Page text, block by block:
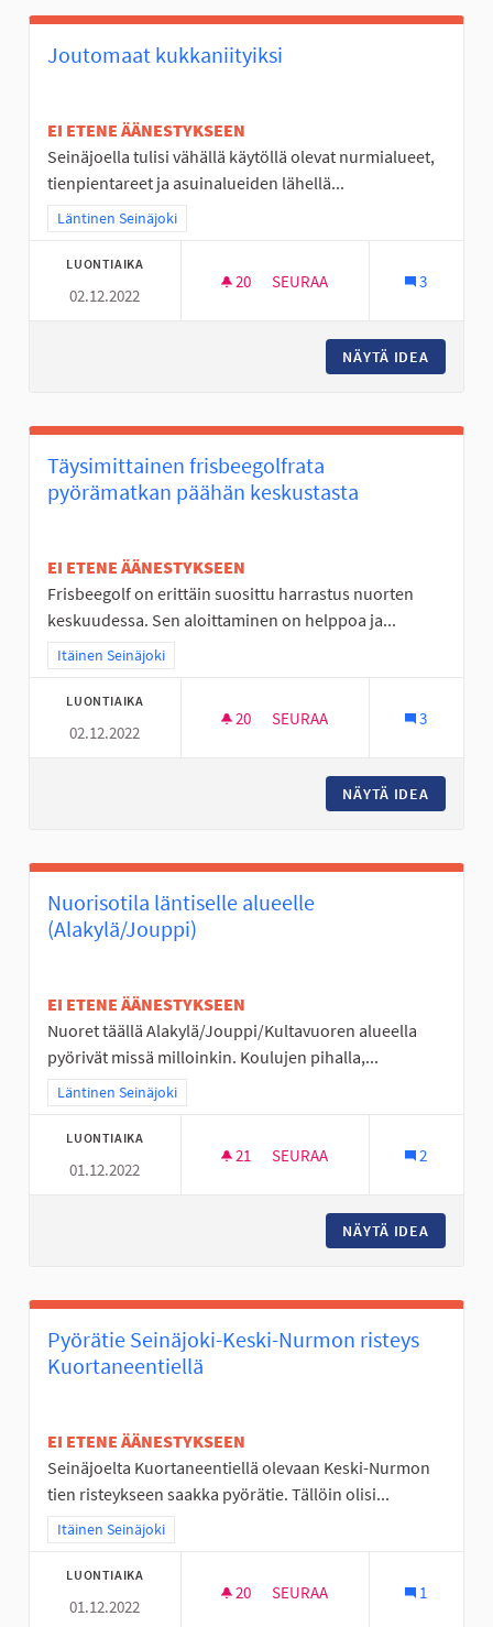
Joutomaat kukkaniityiksi
EI ETENE ÄÄNESTYKSEEN
Seinäjoella tulisi vähällä käytöllä olevat nurmialueet,
tienpientareet ja asuinalueiden lähellä...
Rajaa tulokset teeman mukaan: Läntinen Seinäjoki
Läntinen Seinäjoki
LUONTIAIKA
02.12.2022
20 20 SEURAAJAA
SEURAA 3
NÄYTÄ IDEA
Täysimittainen frisbeegolfrata
pyörämatkan päähän keskustasta
EI ETENE ÄÄNESTYKSEEN
Frisbeegolf on erittäin suosittu harrastus nuorten
keskuudessa. Sen aloittaminen on helppoa ja...
Rajaa tulokset teeman mukaan: Itäinen Seinäjoki
Itäinen Seinäjoki
LUONTIAIKA
02.12.2022
20 20 SEURAAJAA
SEURAA 3
NÄYTÄ IDEA
Nuorisotila läntiselle alueelle
(Alakylä/Jouppi)
EI ETENE ÄÄNESTYKSEEN
Nuoret täällä Alakylä/Jouppi/Kultavuoren alueella
pyörivät missä milloinkin. Koulujen pihalla,...
Rajaa tulokset teeman mukaan: Läntinen Seinäjoki
Läntinen Seinäjoki
LUONTIAIKA
01.12.2022
21 21 SEURAAJAA
SEURAA 2
NÄYTÄ IDEA
Pyörätie Seinäjoki-Keski-Nurmon risteys
Kuortaneentiellä
EI ETENE ÄÄNESTYKSEEN
Seinäjoelta Kuortaneentiellä olevaan Keski-Nurmon
tien risteykseen saakka pyörätie. Tällöin olisi...
Rajaa tulokset teeman mukaan: Itäinen Seinäjoki
Itäinen Seinäjoki
LUONTIAIKA
01.12.2022
20 20 SEURAAJAA
SEURAA 1